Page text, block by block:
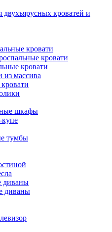
кроватей и
кровати
кровати
кровати
из массива
шкафы
тумбы
диваны
диваны